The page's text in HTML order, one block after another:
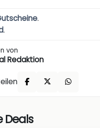
.
.
von
Redaktion
Deals